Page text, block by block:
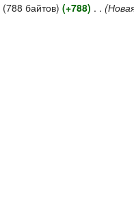
(788 байтов) (+788) . .